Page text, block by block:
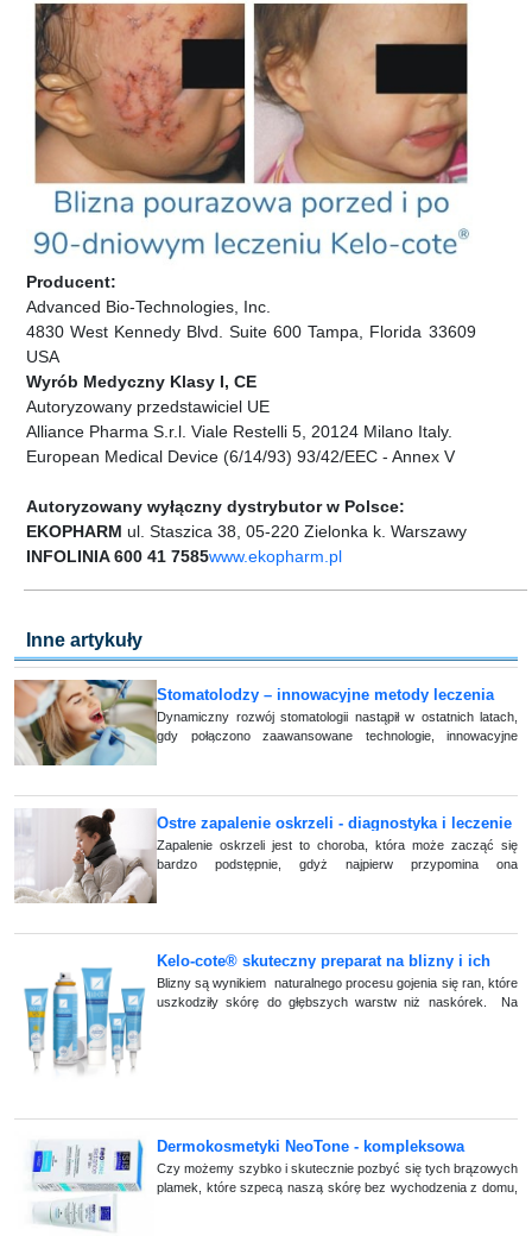
Producent:
Advanced Bio-Technologies, Inc.
4830 West Kennedy Blvd. Suite 600 Tampa, Florida 33609
USA
Wyrób Medyczny Klasy I, CE
Autoryzowany przedstawiciel UE
Alliance Pharma S.r.l. Viale Restelli 5, 20124 Milano Italy.
European Medical Device (6/14/93) 93/42/EEC - Annex V
Autoryzowany wyłączny dystrybutor w Polsce:
EKOPHARM ul. Staszica 38, 05-220 Zielonka k. Warszawy
INFOLINIA 600 41 7585www.ekopharm.pl
Inne artykuły
Stomatolodzy – innowacyjne metody leczenia
Dynamiczny rozwój stomatologii nastąpił w ostatnich latach,
gdy połączono zaawansowane technologie, innowacyjne
Ostre zapalenie oskrzeli - diagnostyka i leczenie
Zapalenie oskrzeli jest to choroba, która może zacząć się
bardzo podstępnie, gdyż najpierw przypomina ona
Kelo-cote® skuteczny preparat na blizny i ich
usuwanie
Blizny są wynikiem naturalnego procesu gojenia się ran, które
uszkodziły skórę do głębszych warstw niż naskórek. Na
Dermokosmetyki NeoTone - kompleksowa
pielęgnacja cery przebarwionej
Czy możemy szybko i skutecznie pozbyć się tych brązowych
plamek, które szpecą naszą skórę bez wychodzenia z domu,